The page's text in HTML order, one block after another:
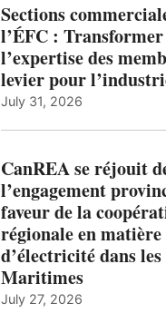
Sections
l’ÉFC : Transformer
l’expertise des
levier pour
July 31, 2026
CanREA se réjouit
l’engagement
faveur de la
régionale en matière
d’électricité dans les
Maritimes
July 27, 2026